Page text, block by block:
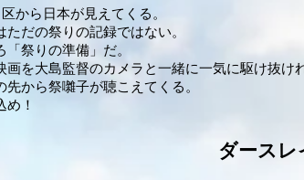
から日本が見えてくる。
ただの祭りの記録ではない。
「祭りの準備」だ。
画を大島監督のカメラと一緒に一気に駆け抜け
先から祭囃子が聴こえてくる。
め！
ダースレ